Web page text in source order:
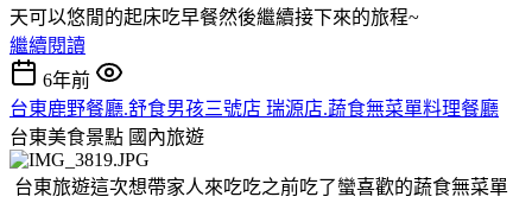
天可以悠閒的起床吃早餐然後繼續接下來的旅程~
繼續閱讀
6年前
台東鹿野餐廳.舒食男孩三號店 瑞源店.蔬食無菜單料理餐廳
台東美食景點 國內旅遊
台東旅遊這次想帶家人來吃吃之前吃了蠻喜歡的蔬食無菜單